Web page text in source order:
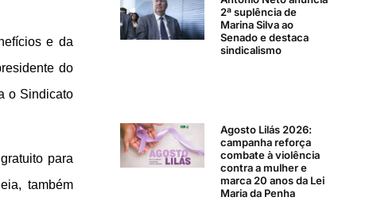
e da
do
o Sindicato
para
também
2ª suplência de
Marina Silva ao
Senado e destaca
sindicalismo
Agosto Lilás 2026:
campanha reforça
combate à violência
contra a mulher e
marca 20 anos da Lei
Maria da Penha